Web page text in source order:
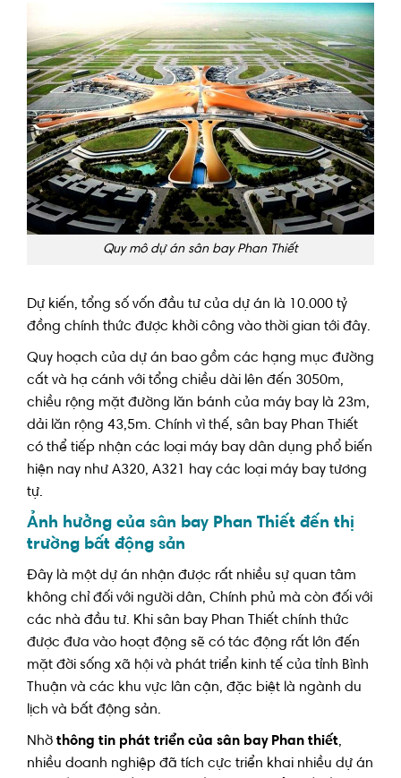
Quy mô dự án sân bay Phan Thiết
Dự kiến, tổng số vốn đầu tư của dự án là 10.000 tỷ
đồng chính thức được khởi công vào thời gian tới đây.
Quy hoạch của dự án bao gồm các hạng mục đường
cất và hạ cánh với tổng chiều dài lên đến 3050m,
chiều rộng mặt đường lăn bánh của máy bay là 23m,
dải lăn rộng 43,5m. Chính vì thế, sân bay Phan Thiết
có thể tiếp nhận các loại máy bay dân dụng phổ biến
hiện nay như A320, A321 hay các loại máy bay tương
tự.
Ảnh hưởng của sân bay Phan Thiết đến thị
trường bất động sản
Đây là một dự án nhận được rất nhiều sự quan tâm
không chỉ đối với người dân, Chính phủ mà còn đối với
các nhà đầu tư. Khi sân bay Phan Thiết chính thức
được đưa vào hoạt động sẽ có tác động rất lớn đến
mặt đời sống xã hội và phát triển kinh tế của tỉnh Bình
Thuận và các khu vực lân cận, đặc biệt là ngành du
lịch và bất động sản.
Nhờ thông tin phát triển của sân bay Phan thiết,
nhiều doanh nghiệp đã tích cực triển khai nhiều dự án